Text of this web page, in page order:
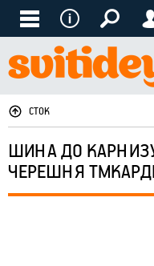
СТОК
ШИНА ДО
ЧЕРЕШНЯ